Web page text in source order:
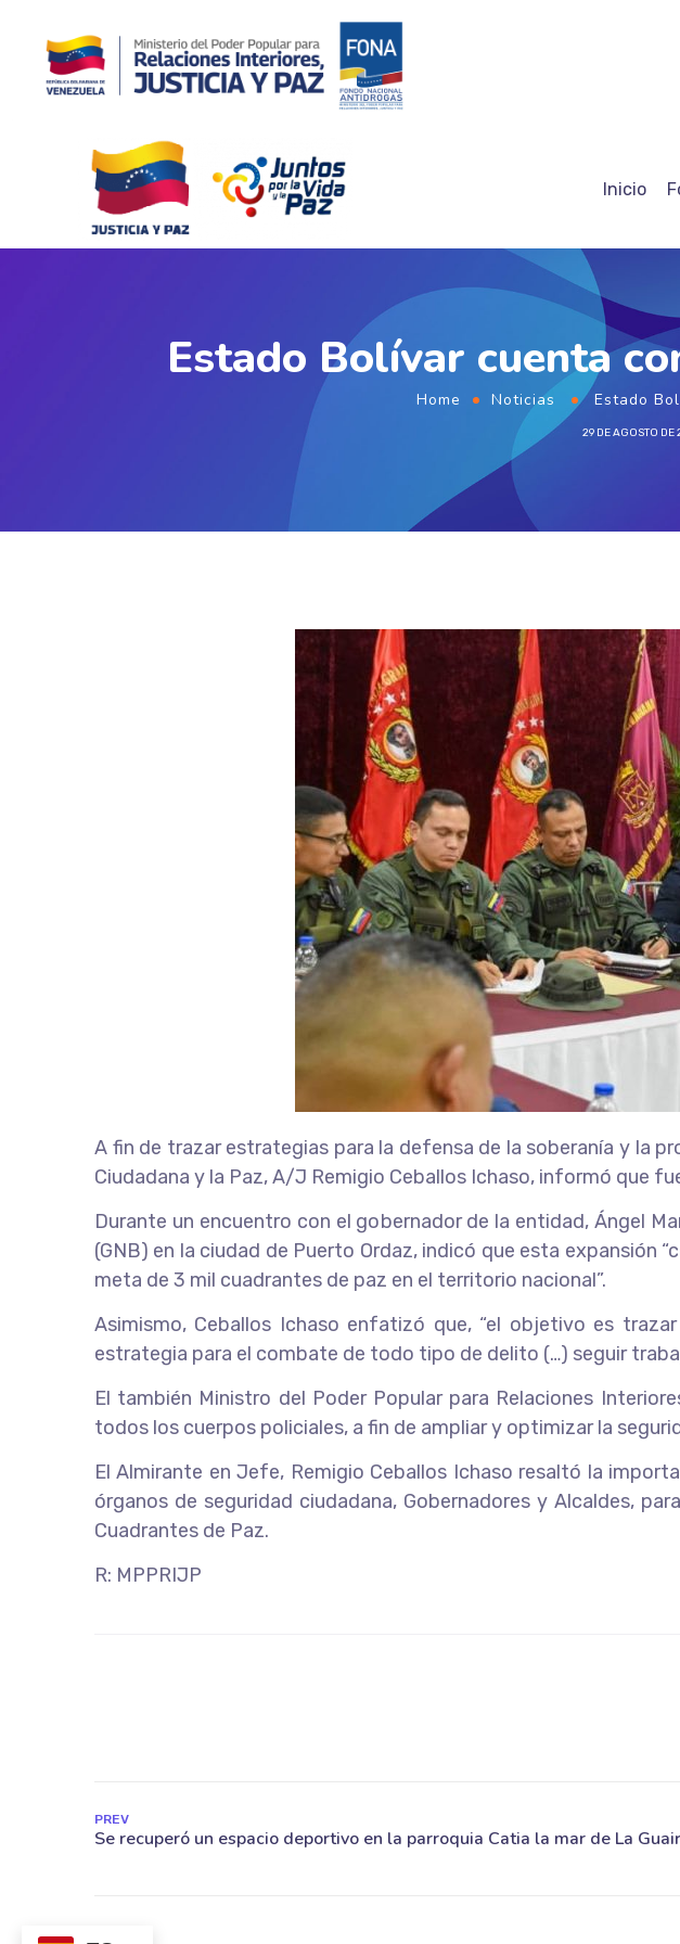
Inicio
Estado Bolívar cuenta
Home Noticias Estado
29 DE AGOSTO DE
A fin de trazar estrategias para la defensa de la soberanía y la
Ciudadana y la Paz, A/J Remigio Ceballos Ichaso, informó que
Durante un encuentro con el gobernador de la entidad, Ángel
(GNB) en la ciudad de Puerto Ordaz, indicó que esta expansión
meta de 3 mil cuadrantes de paz en el territorio nacional”.
Asimismo, Ceballos Ichaso enfatizó que, “el objetivo es
estrategia para el combate de todo tipo de delito (…) seguir
El también Ministro del Poder Popular para Relaciones
todos los cuerpos policiales, a fin de ampliar y optimizar la
El Almirante en Jefe, Remigio Ceballos Ichaso resaltó la
órganos de seguridad ciudadana, Gobernadores y Alcaldes,
Cuadrantes de Paz.
R: MPPRIJP
PREV